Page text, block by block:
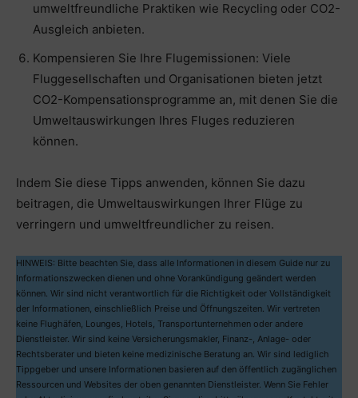
umweltfreundliche Praktiken wie Recycling oder CO2-
Ausgleich anbieten.
Kompensieren Sie Ihre Flugemissionen: Viele
Fluggesellschaften und Organisationen bieten jetzt
CO2-Kompensationsprogramme an, mit denen Sie die
Umweltauswirkungen Ihres Fluges reduzieren
können.
Indem Sie diese Tipps anwenden, können Sie dazu
beitragen, die Umweltauswirkungen Ihrer Flüge zu
verringern und umweltfreundlicher zu reisen.
HINWEIS: Bitte beachten Sie, dass alle Informationen in diesem Guide nur zu
Informationszwecken dienen und ohne Vorankündigung geändert werden
können. Wir sind nicht verantwortlich für die Richtigkeit oder Vollständigkeit
der Informationen, einschließlich Preise und Öffnungszeiten. Wir vertreten
keine Flughäfen, Lounges, Hotels, Transportunternehmen oder andere
Dienstleister. Wir sind keine Versicherungsmakler, Finanz-, Anlage- oder
Rechtsberater und bieten keine medizinische Beratung an. Wir sind lediglich
Tippgeber und unsere Informationen basieren auf den öffentlich zugänglichen
Ressourcen und Websites der oben genannten Dienstleister. Wenn Sie Fehler